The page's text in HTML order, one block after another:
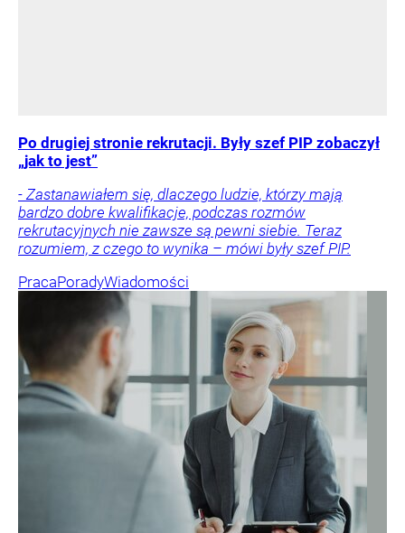
Po drugiej stronie rekrutacji. Były szef PIP zobaczył
„jak to jest”
- Zastanawiałem się, dlaczego ludzie, którzy mają
bardzo dobre kwalifikacje, podczas rozmów
rekrutacyjnych nie zawsze są pewni siebie. Teraz
rozumiem, z czego to wynika – mówi były szef PIP.
PracaPoradyWiadomości